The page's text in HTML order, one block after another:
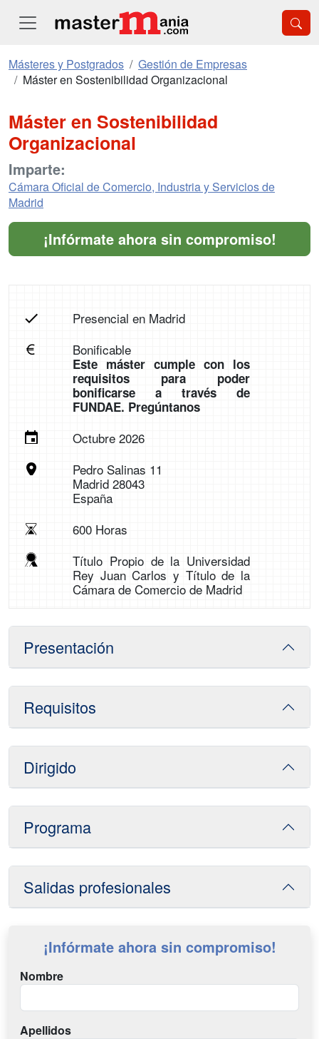
Másteres y Postgrados
Gestión de Empresas
Máster en Sostenibilidad Organizacional
Máster en Sostenibilidad
Organizacional
Imparte:
Cámara Oficial de Comercio, Industria y Servicios de
Madrid
¡Infórmate ahora sin compromiso!
Presencial en Madrid
Bonificable
Este máster cumple con los
requisitos para poder
bonificarse a través de
FUNDAE. Pregúntanos
Octubre 2026
Pedro Salinas 11
Madrid 28043
España
600 Horas
Título Propio de la Universidad
Rey Juan Carlos y Título de la
Cámara de Comercio de Madrid
Presentación
Requisitos
Dirigido
Programa
Salidas profesionales
¡Infórmate ahora sin compromiso!
Nombre
Apellidos